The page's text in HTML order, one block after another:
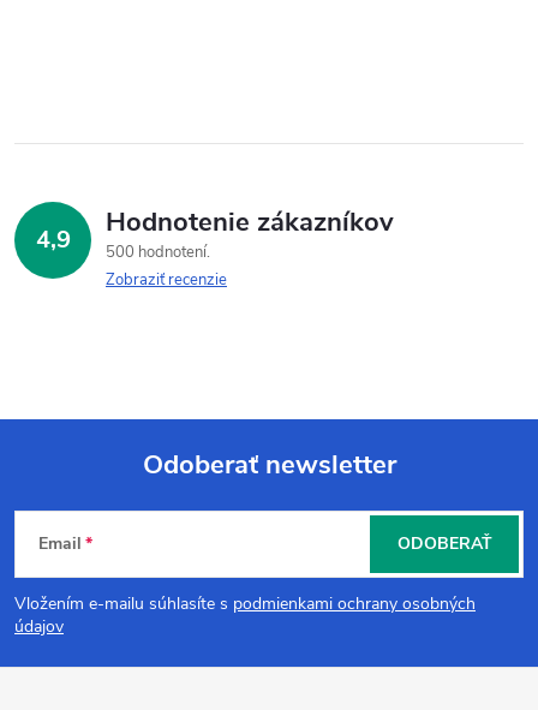
4,9 Hodnotenie zákazníkov
500 hodnotení
Zobraziť recenzie
Z
á
p
Odoberať newsletter
Email
Vložením e-mailu súhlasíte s podmienkami ochrany osobných
údajov
ODOBERAŤ